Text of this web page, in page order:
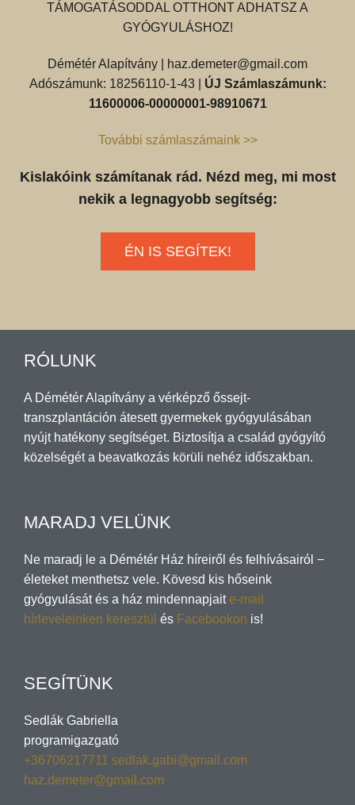
TÁMOGATÁSODDAL OTTHONT ADHATSZ A
GYÓGYULÁSHOZ!
Démétér Alapítvány |
haz.demeter@gmail.com
Adószámunk: 18256110-1-43 | ÚJ Számlaszámunk:
11600006-00000001-98910671
További számlaszámaink >>
Kislakóink számítanak rád. Nézd meg, mi most
nekik a legnagyobb segítség:
ÉN IS SEGÍTEK!
RÓLUNK
A Démétér Alapítvány a vérképző őssejt-
transzplantáción átesett gyermekek gyógyulásában
nyújt hatékony segítséget. Biztosítja a család gyógyító
közelségét a beavatkozás körüli nehéz időszakban.
MARADJ VELÜNK
Ne maradj le a Démétér Ház híreiről és felhívásairól −
életeket menthetsz vele. Kövesd kis hőseink
gyógyulását és a ház mindennapjait e-mail
hírleveleinken keresztül és Facebookon is!
SEGÍTÜNK
Sedlák Gabriella
programigazgató
+36706217711 sedlak.gabi@gmail.com
haz.demeter@gmail.com